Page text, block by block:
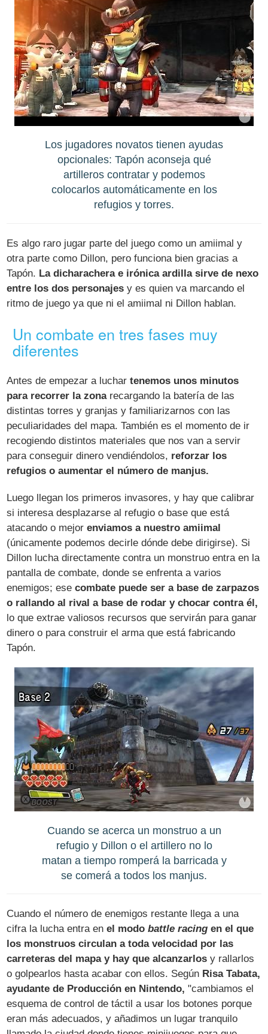
Los jugadores novatos tienen ayudas
opcionales: Tapón aconseja qué
artilleros contratar y podemos
colocarlos automáticamente en los
refugios y torres.
Es algo raro jugar parte del juego como un amiimal y
otra parte como Dillon, pero funciona bien gracias a
Tapón. La dicharachera e irónica ardilla sirve de nexo
entre los dos personajes y es quien va marcando el
ritmo de juego ya que ni el amiimal ni Dillon hablan.
Un combate en tres fases muy
diferentes
Antes de empezar a luchartenemos unos minutos
para recorrer la zonarecargando la batería de las
distintas torres y granjas y familiarizarnos con las
peculiaridades del mapa. También es el momento de ir
recogiendo distintos materiales que nos van a servir
para conseguir dinero vendiéndolos, reforzar los
refugios o aumentar el número de manjus.
Luego llegan los primeros invasores, y hay que calibrar
si interesa desplazarse al refugio o base que está
atacando o mejorenviamos a nuestro amiimal
(únicamente podemos decirle dónde debe dirigirse). Si
Dillon lucha directamente contra un monstruo entra en la
pantalla de combate, donde se enfrenta a varios
enemigos; esecombate puede ser a base de zarpazos
o rallando al rival a base de rodar y chocar contra él,
lo que extrae valiosos recursos que servirán para ganar
dinero o para construir el arma que está fabricando
Tapón.
Cuando se acerca un monstruo a un
refugio y Dillon o el artillero no lo
matan a tiempo romperá la barricada y
se comerá a todos los manjus.
Cuando el número de enemigos restante llega a una
cifra la lucha entra enel modobattle racing en el que
los monstruos circulan a toda velocidad por las
carreteras del mapa y hay que alcanzarlos y rallarlos
o golpearlos hasta acabar con ellos. Según Risa Tabata,
ayudante de Producción en Nintendo, "cambiamos el
esquema de control de táctil a usar los botones porque
eran más adecuados, y añadimos un lugar tranquilo